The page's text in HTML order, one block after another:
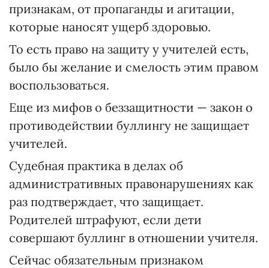
признакам, от пропаганды и агитации,
которые наносят ущерб здоровью.
То есть право на защиту у учителей есть,
было бы желание и смелость этим правом
воспользоваться.
Еще из мифов о беззащитности — закон о
противодействии буллингу не защищает
учителей.
Судебная практика в делах об
административных правонарушениях как
раз подтверждает, что защищает.
Родителей штрафуют, если дети
совершают буллинг в отношении учителя.
Сейчас обязательным признаком